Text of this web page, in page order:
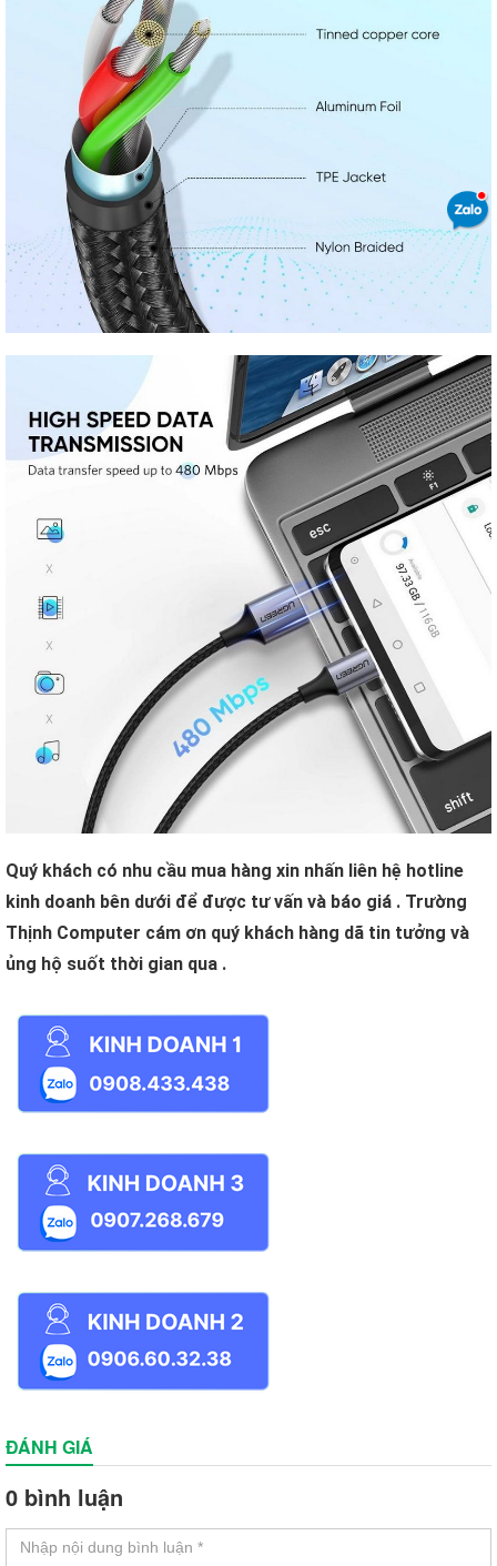
Quý khách có nhu cầu mua hàng xin nhấn liên hệ hotline
kinh doanh bên dưới để được tư vấn và báo giá . Trường
Thịnh Computer cám ơn quý khách hàng dã tin tưởng và
ủng hộ suốt thời gian qua .
ĐÁNH GIÁ
0 bình luận